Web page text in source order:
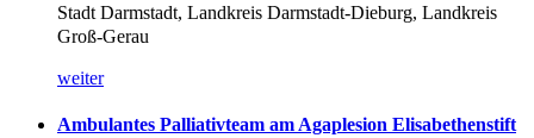
Stadt Darmstadt, Landkreis Darmstadt-Dieburg, Landkreis
Groß-Gerau
weiter
Ambulantes Palliativteam am Agaplesion Elisabethenstift